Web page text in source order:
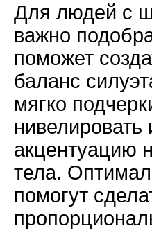
Для людей с
важно
поможет
баланс
мягко
акцентуацию
тела.
помогут